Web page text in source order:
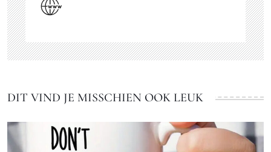
DIT VIND JE MISSCHIEN OOK LEUK